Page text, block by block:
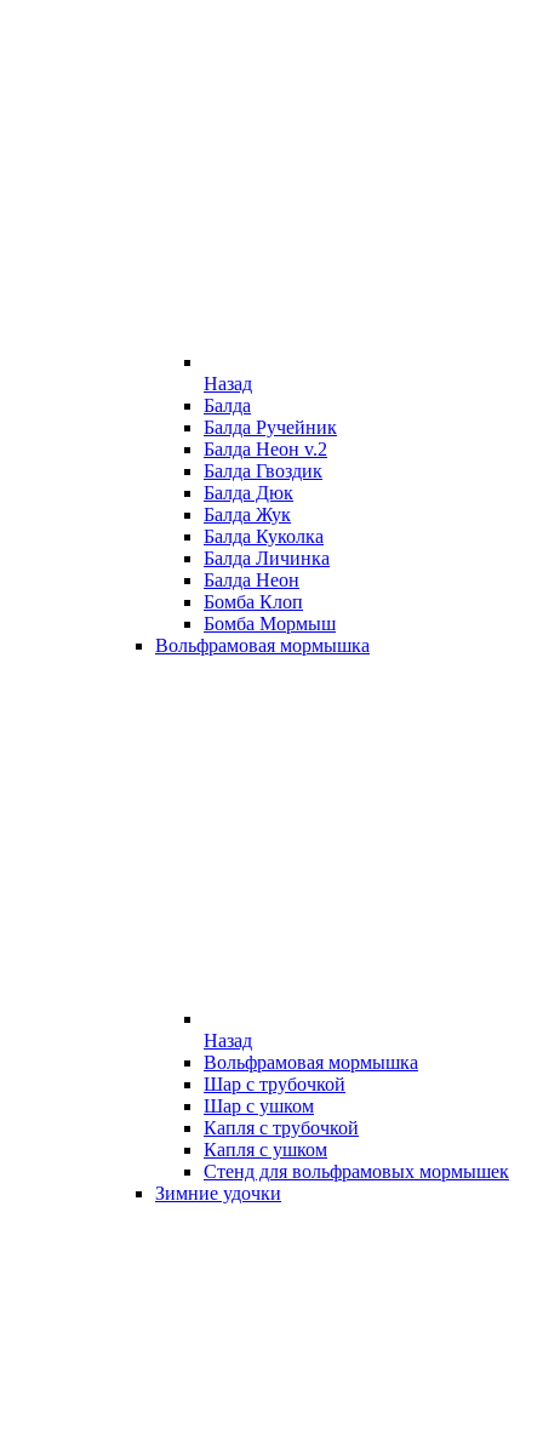
Назад
Балда
Балда Ручейник
Балда Неон v.2
Балда Гвоздик
Балда Дюк
Балда Жук
Балда Куколка
Балда Личинка
Балда Неон
Бомба Клоп
Бомба Мормыш
Вольфрамовая мормышка
Назад
Вольфрамовая мормышка
Шар с трубочкой
Шар с ушком
Капля с трубочкой
Капля с ушком
Стенд для вольфрамовых мормышек
Зимние удочки